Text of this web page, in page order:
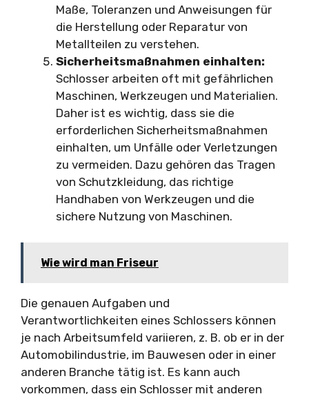
Maße, Toleranzen und Anweisungen für
die Herstellung oder Reparatur von
Metallteilen zu verstehen.
Sicherheitsmaßnahmen einhalten:
Schlosser arbeiten oft mit gefährlichen
Maschinen, Werkzeugen und Materialien.
Daher ist es wichtig, dass sie die
erforderlichen Sicherheitsmaßnahmen
einhalten, um Unfälle oder Verletzungen
zu vermeiden. Dazu gehören das Tragen
von Schutzkleidung, das richtige
Handhaben von Werkzeugen und die
sichere Nutzung von Maschinen.
Wie wird man Friseur
Die genauen Aufgaben und
Verantwortlichkeiten eines Schlossers können
je nach Arbeitsumfeld variieren, z. B. ob er in der
Automobilindustrie, im Bauwesen oder in einer
anderen Branche tätig ist. Es kann auch
vorkommen, dass ein Schlosser mit anderen